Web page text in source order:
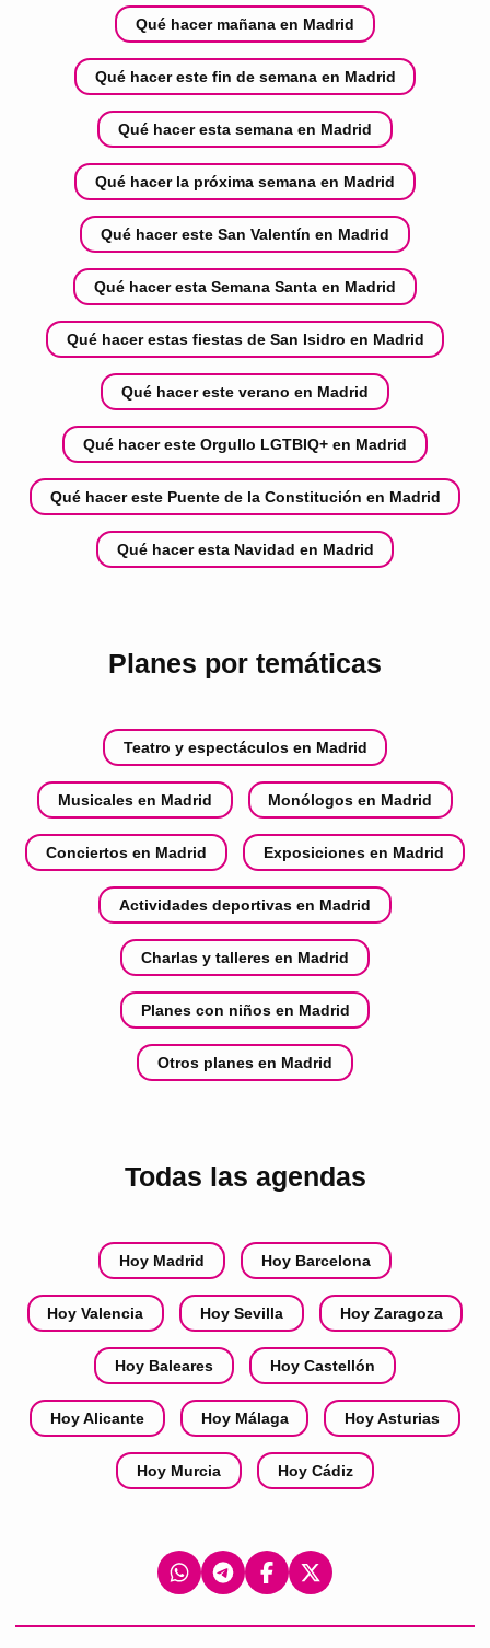
Qué hacer mañana en Madrid
Qué hacer este fin de semana en Madrid
Qué hacer esta semana en Madrid
Qué hacer la próxima semana en Madrid
Qué hacer este San Valentín en Madrid
Qué hacer esta Semana Santa en Madrid
Qué hacer estas fiestas de San Isidro en Madrid
Qué hacer este verano en Madrid
Qué hacer este Orgullo LGTBIQ+ en Madrid
Qué hacer este Puente de la Constitución en Madrid
Qué hacer esta Navidad en Madrid
Planes por temáticas
Teatro y espectáculos en Madrid
Musicales en Madrid Monólogos en Madrid
Conciertos en Madrid Exposiciones en Madrid
Actividades deportivas en Madrid
Charlas y talleres en Madrid
Planes con niños en Madrid
Otros planes en Madrid
Todas las agendas
Hoy Madrid Hoy Barcelona
Hoy Valencia Hoy Sevilla Hoy Zaragoza
Hoy Baleares Hoy Castellón
Hoy Alicante Hoy Málaga Hoy Asturias
Hoy Murcia Hoy Cádiz